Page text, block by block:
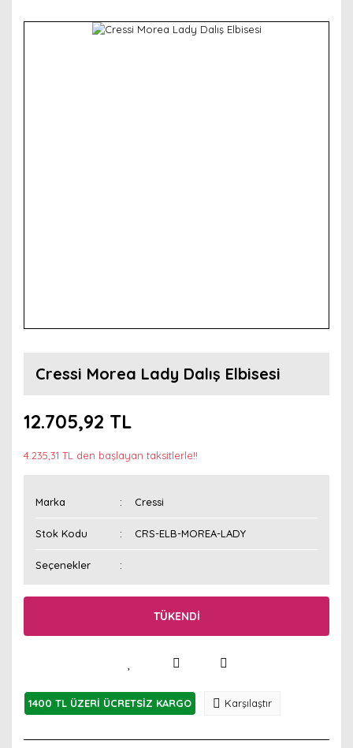
Cressi Morea Lady Dalış Elbisesi
12.705,92 TL
4.235,31 TL den başlayan taksitlerle!!
Marka Cressi
Stok Kodu CRS-ELB-MOREA-LADY
Seçenekler
TÜKENDİ
1400 TL ÜZERİ ÜCRETSİZ KARGO Karşılaştır